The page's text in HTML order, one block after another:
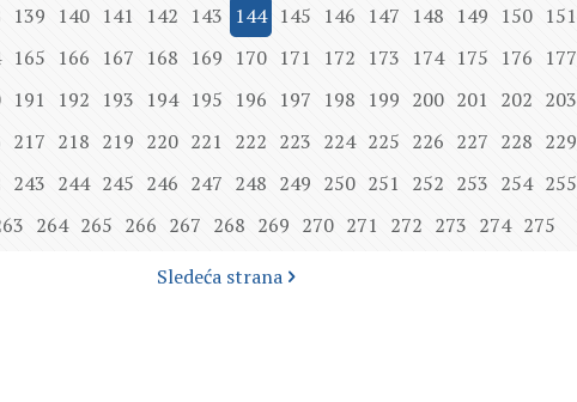
139 140 141 142 143 144 145 146 147 148 149 150 151
165 166 167 168 169 170 171 172 173 174 175 176 177
191 192 193 194 195 196 197 198 199 200 201 202 203
217 218 219 220 221 222 223 224 225 226 227 228 229
243 244 245 246 247 248 249 250 251 252 253 254 255
264 265 266 267 268 269 270 271 272 273 274 275
Sledeća strana